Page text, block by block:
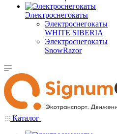
Электроснегокаты
Электроснегокаты
WHITE SIBERIA
Электроснегокаты
SnowRazor
Каталог